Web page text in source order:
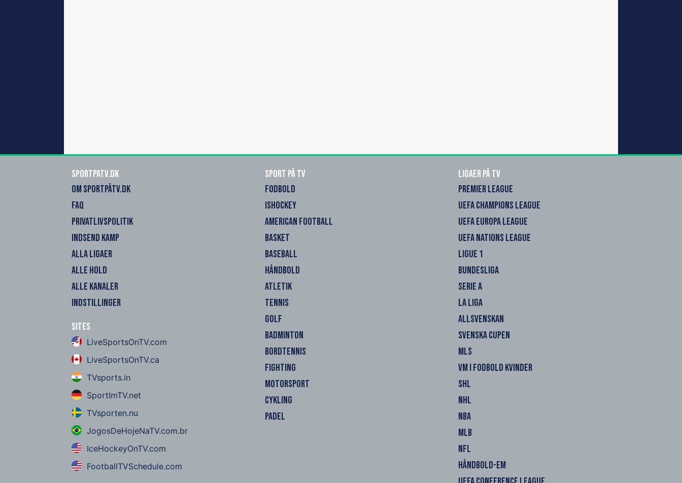
SportPaTV.dk
OM SPORTPÅTV.DK
FAQ
PRIVATLIVSPOLITIK
INDSEND KAMP
ALLA LIGAER
ALLE HOLD
ALLE KANALER
INDSTILLINGER
Sites
LiveSportsOnTV.com
LiveSportsOnTV.ca
TVsports.in
SportImTV.net
TVsporten.nu
JogosDeHojeNaTV.com.br
IceHockeyOnTV.com
FootballTVSchedule.com
Sport på TV
FODBOLD
ISHOCKEY
AMERICAN FOOTBALL
BASKET
BASEBALL
HÅNDBOLD
ATLETIK
TENNIS
GOLF
BADMINTON
BORDTENNIS
FIGHTING
MOTORSPORT
CYKLING
PADEL
Ligaer på TV
PREMIER LEAGUE
UEFA CHAMPIONS LEAGUE
UEFA EUROPA LEAGUE
UEFA NATIONS LEAGUE
LIGUE 1
BUNDESLIGA
SERIE A
LA LIGA
ALLSVENSKAN
SVENSKA CUPEN
MLS
VM I FODBOLD KVINDER
SHL
NHL
NBA
MLB
NFL
HÅNDBOLD-EM